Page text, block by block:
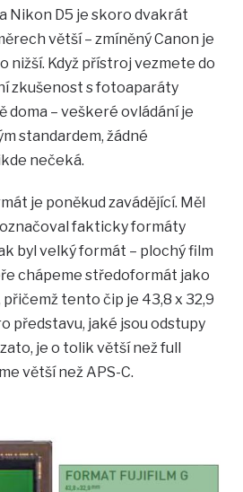
Nikon D5 je skoro dvakrát
větší – zmíněný Canon je
nižší. Když přístroj vezmete do
zkušenost s fotoaparáty
doma – veškeré ovládání je
standardem, žádné
nečeká.
je poněkud zavádějící. Měl
označoval fakticky formáty
byl velký formát – plochý film
chápeme středoformát jako
přičemž tento čip je 43,8 x 32,9
představu, jaké jsou odstupy
je o tolik větší než full
větší než APS-C.